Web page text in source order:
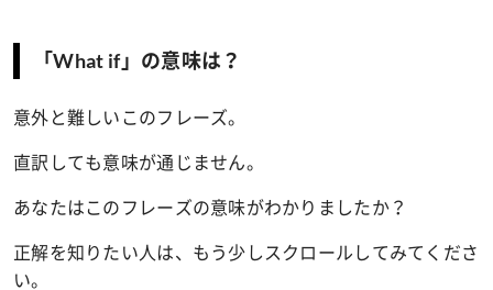
「What if」の意味は？
意外と難しいこのフレーズ。
直訳しても意味が通じません。
あなたはこのフレーズの意味がわかりましたか？
正解を知りたい人は、もう少しスクロールしてみてくださ
い。